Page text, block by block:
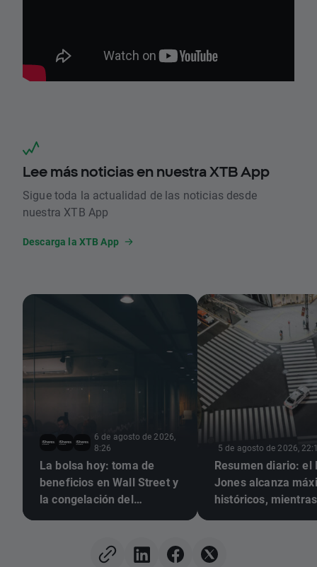
Lee más noticias en nuestra XTB App
Sigue toda la actualidad de las noticias desde
nuestra XTB App
Descarga la XTB App
6 de agosto de 2026,
8:26
La bolsa hoy: toma de
beneficios en Wall Street y
la congelación del
5 de agosto de 2026,
Resumen diario: el
Jones alcanza
históricos,
acuerdo entre EE.